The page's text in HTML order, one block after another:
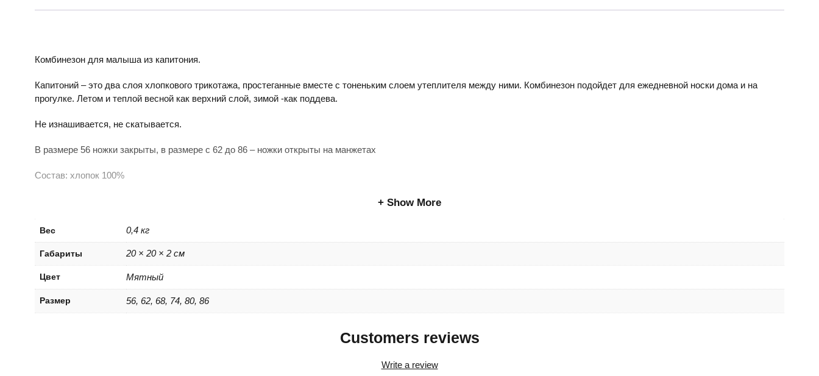
Комбинезон для малыша из капитония.
Капитоний – это два слоя хлопкового трикотажа, простеганные вместе с тоненьким слоем утеплителя между ними. Комбинезон подойдет для ежедневной носки дома и на
прогулке. Летом и теплой весной как верхний слой, зимой -как поддева.
Не изнашивается, не скатывается.
В размере 56 ножки закрыты, в размере с 62 до 86 – ножки открыты на манжетах
Состав: хлопок 100%
Show More
Вес 0,4 кг
Габариты 20 × 20 × 2 см
Цвет Мятный
Размер 56, 62, 68, 74, 80, 86
Customers reviews
Write a review